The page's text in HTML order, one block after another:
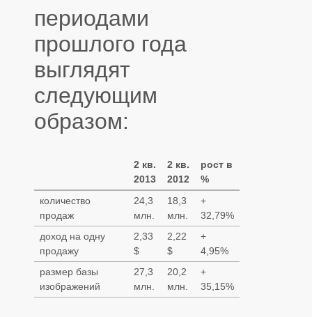
периодами
прошлого года
выглядят
следующим
образом:
2 кв.
2013
2 кв.
2012
рост в
%
количество
продаж
24,3
млн.
18,3
млн.
+
32,79%
доход на одну
продажу
2,33
$
2,22
$
+
4,95%
размер базы
изображений
27,3
млн.
20,2
млн.
+
35,15%